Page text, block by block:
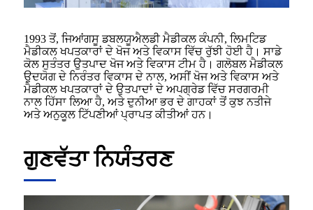
1993 ਤੋਂ, ਜਿਆਂਗਸੂ ਡਬਲਯੂਐਲਡੀ ਮੈਡੀਕਲ ਕੰਪਨੀ, ਲਿਮਟਿਡ
ਮੈਡੀਕਲ ਖਪਤਕਾਰਾਂ ਦੇ ਖੋਜ ਅਤੇ ਵਿਕਾਸ ਵਿੱਚ ਰੁੱਝੀ ਹੋਈ ਹੈ। ਸਾਡੇ
ਕੋਲ ਸੁਤੰਤਰ ਉਤਪਾਦ ਖੋਜ ਅਤੇ ਵਿਕਾਸ ਟੀਮ ਹੈ। ਗਲੋਬਲ ਮੈਡੀਕਲ
ਉਦਯੋਗ ਦੇ ਨਿਰੰਤਰ ਵਿਕਾਸ ਦੇ ਨਾਲ, ਅਸੀਂ ਖੋਜ ਅਤੇ ਵਿਕਾਸ ਅਤੇ
ਮੈਡੀਕਲ ਖਪਤਕਾਰਾਂ ਦੇ ਉਤਪਾਦਾਂ ਦੇ ਅਪਗ੍ਰੇਡ ਵਿੱਚ ਸਰਗਰਮੀ
ਨਾਲ ਹਿੱਸਾ ਲਿਆ ਹੈ, ਅਤੇ ਦੁਨੀਆ ਭਰ ਦੇ ਗਾਹਕਾਂ ਤੋਂ ਕੁਝ ਨਤੀਜੇ
ਅਤੇ ਅਨੁਕੂਲ ਟਿੱਪਣੀਆਂ ਪ੍ਰਾਪਤ ਕੀਤੀਆਂ ਹਨ।
ਗੁਣਵੱਤਾ ਨਿਯੰਤਰਣ